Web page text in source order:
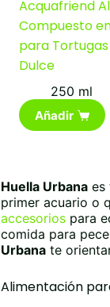
Acquafriend
Compuesto
para
Dulce
250 ml
Añadir
Huella Urbana es
primer acuario o
accesorios para
comida para
Urbana te
Alimentación